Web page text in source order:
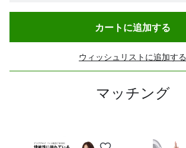
カートに追加する
ウィッシュリストに追加する
マッチング